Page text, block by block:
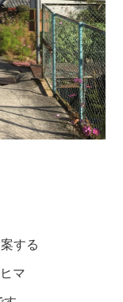
する
マ